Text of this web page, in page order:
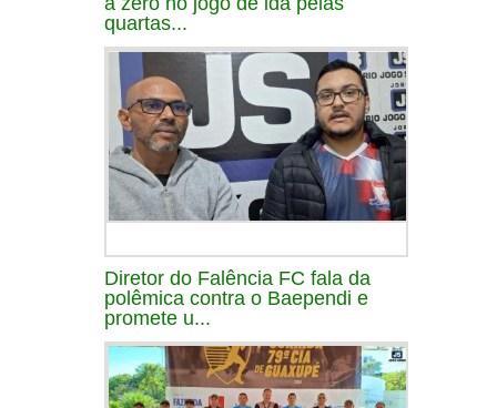
quartas...
Diretor do Falência FC fala da
polêmica contra o Baependi e
promete u...